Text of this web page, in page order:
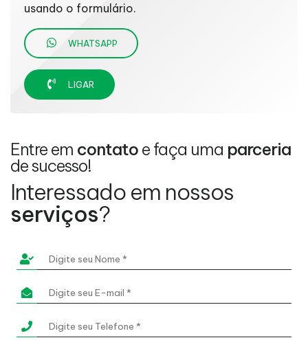
usando o formulário.
WHATSAPP
LIGAR
Entre em contato e faça uma parceria
de sucesso!
Interessado em nossos
serviços?